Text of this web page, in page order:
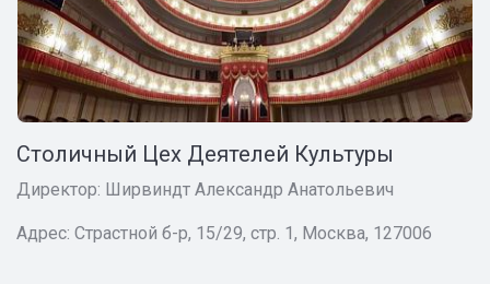
Столичный Цех Деятелей Культуры
Директор: Ширвиндт Александр Анатольевич
Адрес: Страстной б-р, 15/29, стр. 1, Москва, 127006